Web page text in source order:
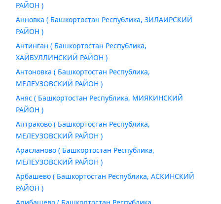
РАЙОН )
Анновка ( Башкортостан Республика, ЗИЛАИРСКИЙ
РАЙОН )
Антинган ( Башкортостан Республика,
ХАЙБУЛЛИНСКИЙ РАЙОН )
Антоновка ( Башкортостан Республика,
МЕЛЕУЗОВСКИЙ РАЙОН )
Аняс ( Башкортостан Республика, МИЯКИНСКИЙ
РАЙОН )
Аптраково ( Башкортостан Республика,
МЕЛЕУЗОВСКИЙ РАЙОН )
Арасланово ( Башкортостан Республика,
МЕЛЕУЗОВСКИЙ РАЙОН )
Арбашево ( Башкортостан Республика, АСКИНСКИЙ
РАЙОН )